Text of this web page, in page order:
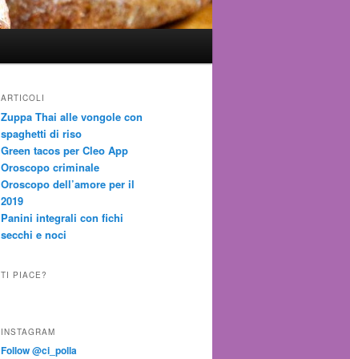
ARTICOLI
Zuppa Thai alle vongole con
spaghetti di riso
Green tacos per Cleo App
Oroscopo criminale
Oroscopo dell’amore per il
2019
Panini integrali con fichi
secchi e noci
TI PIACE?
INSTAGRAM
Follow @ci_polla